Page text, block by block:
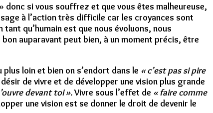
donc si vous souffrez et que vous êtes malheureuse,
à l’action très difficile car les croyances sont
qu’humain est que nous évoluons, nous
auparavant peut bien, à un moment précis, être
loin et bien on s’endort dans le « c’est pas si pire
de vivre et de développer une vision plus grande
devant toi ».Vivre sous l’effet de « faire comme
une vision est se donner le droit de devenir le